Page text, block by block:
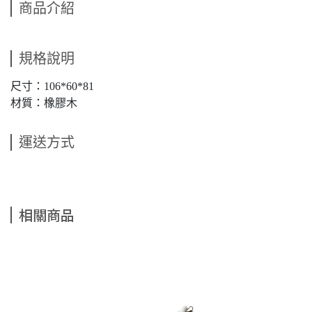
商品介紹
規格說明
尺寸：106*60*81
材質：橡膠木
運送方式
相關商品